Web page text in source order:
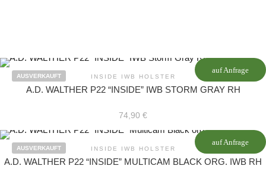
auf Anfrage
AUSVERKAUFT INSIDE IWB HOLSTER
A.D. WALTHER P22 “INSIDE” IWB STORM GRAY RH
74,90 €
auf Anfrage
AUSVERKAUFT INSIDE IWB HOLSTER
A.D. WALTHER P22 “INSIDE” MULTICAM BLACK ORG. IWB RH